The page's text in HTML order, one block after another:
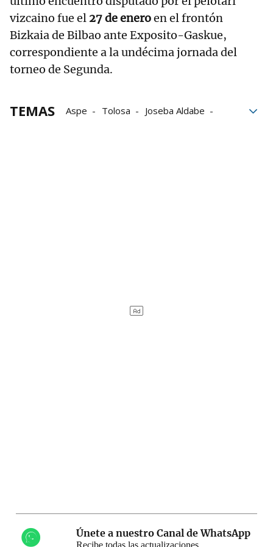
vizcaino fue el 27 de eneroen el frontón
Bizkaia de Bilbao ante Exposito-Gaskue,
correspondiente a la undécima jornada del
torneo de Segunda.
TEMAS Aspe Tolosa
Joseba Aldabe
Únete a nuestro Canal de WhatsApp
Recibe todas las actualizaciones